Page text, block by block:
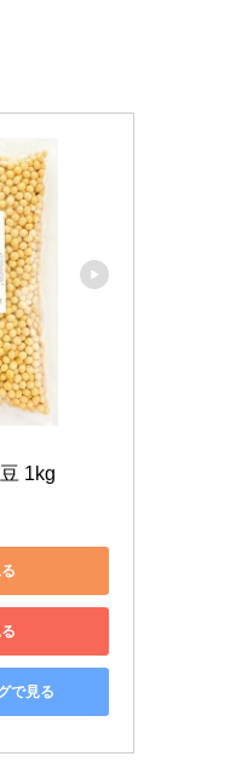
1kg
で見る